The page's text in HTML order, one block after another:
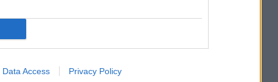
Data Access Privacy Policy
francia konyha
holland konyha